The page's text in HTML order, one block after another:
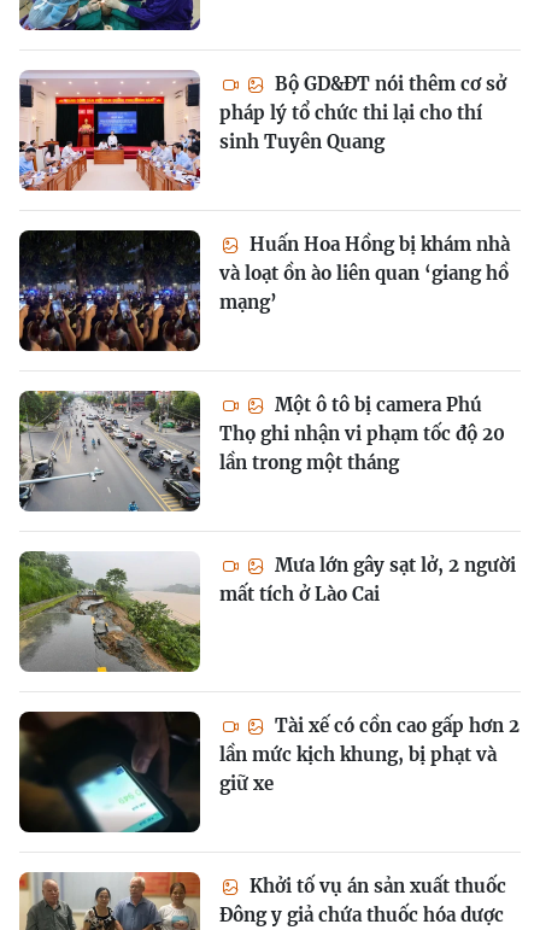
Bộ GD&ĐT nói thêm cơ sở
pháp lý tổ chức thi lại cho thí
sinh Tuyên Quang
Huấn Hoa Hồng bị khám nhà
và loạt ồn ào liên quan ‘giang hồ
mạng’
Một ô tô bị camera Phú
Thọ ghi nhận vi phạm tốc độ 20
lần trong một tháng
Mưa lớn gây sạt lở, 2 người
mất tích ở Lào Cai
Tài xế có cồn cao gấp hơn 2
lần mức kịch khung, bị phạt và
giữ xe
Khởi tố vụ án sản xuất thuốc
Đông y giả chứa thuốc hóa dược